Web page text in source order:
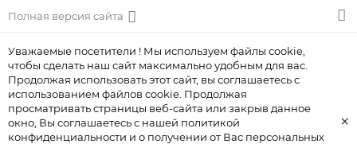
Полная версия сайта
Уважаемые посетители ! Мы используем файлы cookie,
чтобы сделать наш сайт максимально удобным для вас.
Продолжая использовать этот сайт, вы соглашаетесь с
использованием файлов cookie. Продолжая
просматривать страницы веб-сайта или закрыв данное
окно, Вы соглашаетесь с нашей политикой
конфиденциальности и о получении от Вас персональных
×